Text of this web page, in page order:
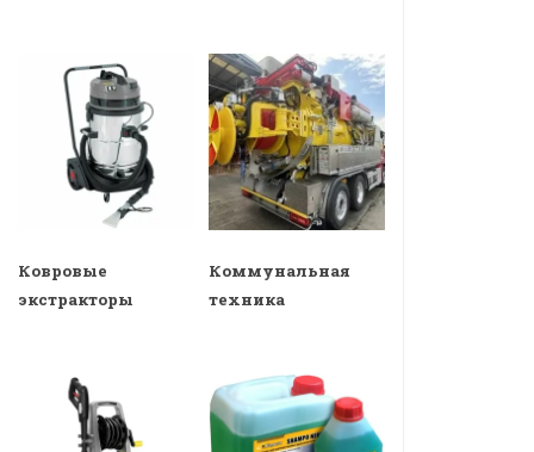
Ковровые
экстракторы
Коммунальная
техника